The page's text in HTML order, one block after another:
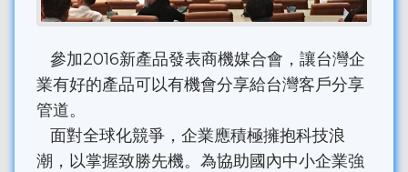
參加2016新產品發表商機媒合會，讓台灣企
業有好的產品可以有機會分享給台灣客戶分享
管道。
面對全球化競爭，企業應積極擁抱科技浪
潮，以掌握致勝先機。為協助國內中小企業強